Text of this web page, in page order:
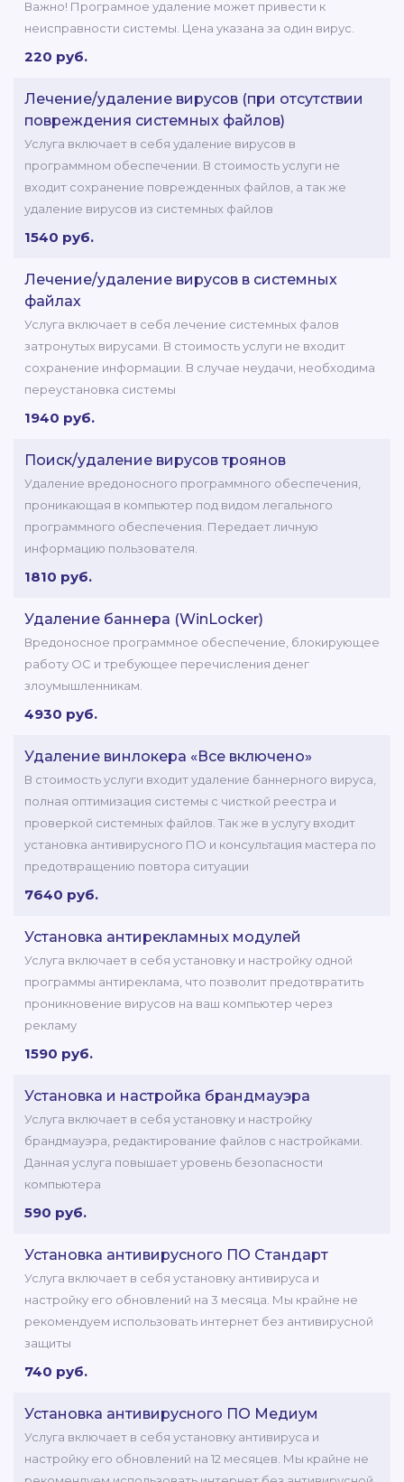
Важно! Програмное удаление может привести к
неисправности системы. Цена указана за один вирус.
220 руб.
Лечение/удаление вирусов (при отсутствии
повреждения системных файлов)
Услуга включает в себя удаление вирусов в
программном обеспечении. В стоимость услуги не
входит сохранение поврежденных файлов, а так же
удаление вирусов из системных файлов
1540 руб.
Лечение/удаление вирусов в системных
файлах
Услуга включает в себя лечение системных фалов
затронутых вирусами. В стоимость услуги не входит
сохранение информации. В случае неудачи, необходима
переустановка системы
1940 руб.
Поиск/удаление вирусов троянов
Удаление вредоносного программного обеспечения,
проникающая в компьютер под видом легального
программного обеспечения. Передает личную
информацию пользователя.
1810 руб.
Удаление баннера (WinLocker)
Вредоносное программное обеспечение, блокирующее
работу ОС и требующее перечисления денег
злоумышленникам.
4930 руб.
Удаление винлокера «Все включено»
В стоимость услуги входит удаление баннерного вируса,
полная оптимизация системы с чисткой реестра и
проверкой системных файлов. Так же в услугу входит
установка антивирусного ПО и консультация мастера по
предотвращению повтора ситуации
7640 руб.
Установка антирекламных модулей
Услуга включает в себя установку и настройку одной
программы антиреклама, что позволит предотвратить
проникновение вирусов на ваш компьютер через
рекламу
1590 руб.
Установка и настройка брандмауэра
Услуга включает в себя установку и настройку
брандмауэра, редактирование файлов с настройками.
Данная услуга повышает уровень безопасности
компьютера
590 руб.
Установка антивирусного ПО Стандарт
Услуга включает в себя установку антивируса и
настройку его обновлений на 3 месяца. Мы крайне не
рекомендуем использовать интернет без антивирусной
защиты
740 руб.
Установка антивирусного ПО Медиум
Услуга включает в себя установку антивируса и
настройку его обновлений на 12 месяцев. Мы крайне не